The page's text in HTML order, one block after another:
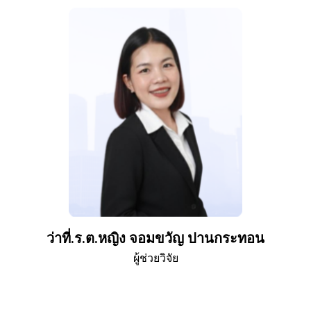
ว่าที่.ร.ต.หญิง จอมขวัญ ปานกระทอน
ผู้ช่วยวิจัย